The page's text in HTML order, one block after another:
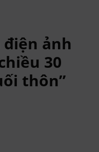
ảnh
30
thôn”